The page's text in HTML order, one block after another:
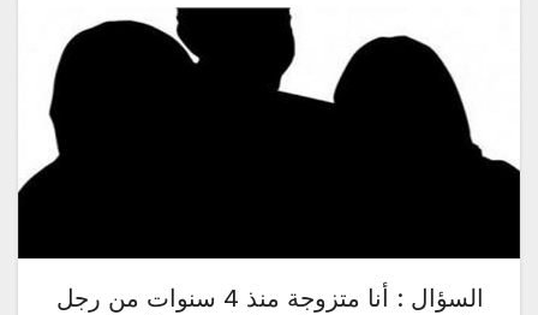
السؤال : أنا متزوجة منذ 4 سنوات من رجل